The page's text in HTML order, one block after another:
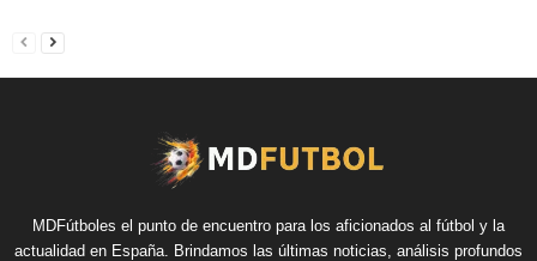
MDFútboles el punto de encuentro para los aficionados al fútbol y la
actualidad en España. Brindamos las últimas noticias, análisis profundos